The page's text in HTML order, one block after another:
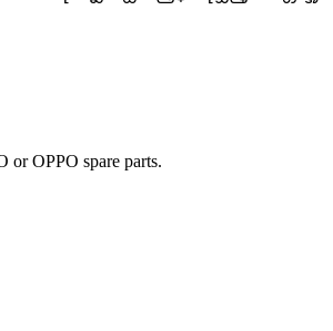
or OPPO spare parts.